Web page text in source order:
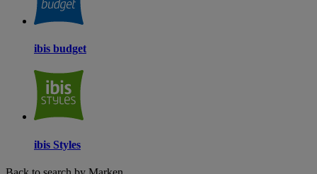
ibis budget
ibis Styles